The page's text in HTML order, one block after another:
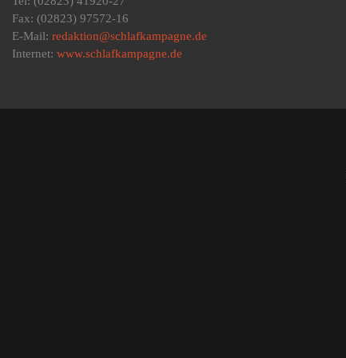
Fax: (02823) 97572-16
E-Mail: redaktion@schlafkampagne.de
Internet: www.schlafkampagne.de